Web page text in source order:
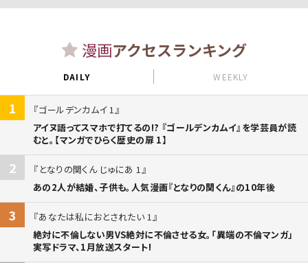
漫画アクセスランキング
DAILY WEEKLY
1
ゴールデンカムイ 1
アイヌ語ってスマホで打てるの!? 『ゴールデンカムイ』を学芸員が読
むと。【マンガでひらく歴史の扉 1】
2
となりの関くん じゅにあ 1
あの2人が結婚、子供も。人気漫画『となりの関くん』の10年後
3
あなたは私におとされたい 1
絶対に不倫しない男VS絶対に不倫させる女。「異端の不倫マンガ」
実写ドラマ、1月放送スタート!